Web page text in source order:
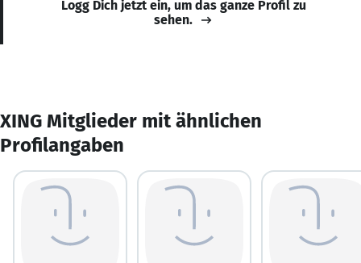
Logg Dich jetzt ein, um das ganze Profil zu
sehen.
XING Mitglieder mit ähnlichen
Profilangaben